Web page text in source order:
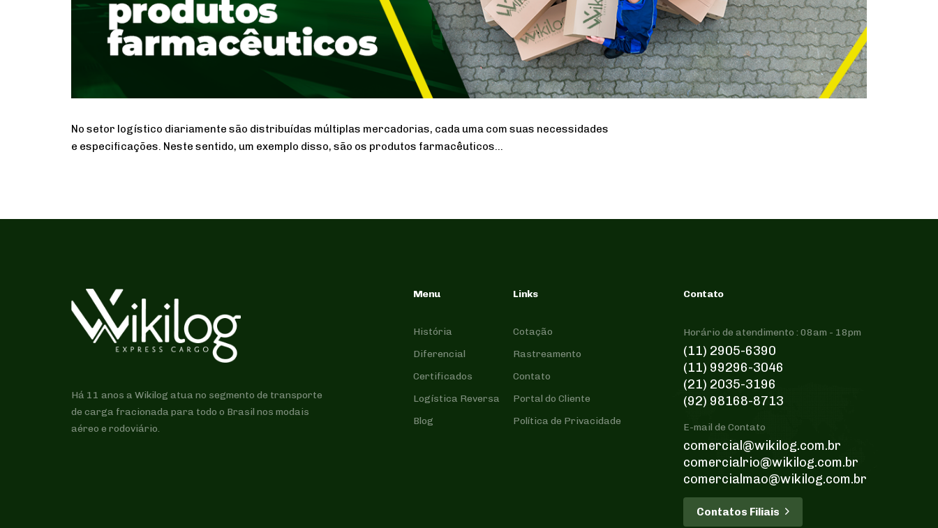
No setor logístico diariamente são distribuídas múltiplas mercadorias, cada uma com suas necessidades
e especificações. Neste sentido, um exemplo disso, são os produtos farmacêuticos…
Há 11 anos a Wikilog atua no segmento de transporte
de carga fracionada para todo o Brasil nos modais
aéreo e rodoviário.
Menu
História
Diferencial
Certificados
Logística Reversa
Blog
Links
Cotação
Rastreamento
Contato
Portal do Cliente
Política de Privacidade
Contato
Horário de atendimento : 08am - 18pm
(11) 2905-6390
(11) 99296-3046
(21) 2035-3196
(92) 98168-8713
E-mail de Contato
comercial@wikilog.com.br
comercialrio@wikilog.com.br
comercialmao@wikilog.com.br
Contatos Filiais